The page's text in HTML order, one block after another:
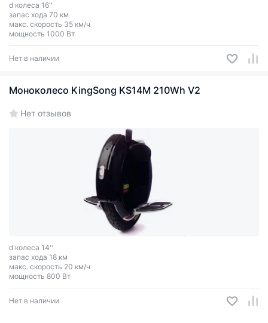
d колеса 16''
запас хода 70 км
макс. скорость 35 км/ч
мощность 1000 Вт
Нет в наличии
Моноколесо KingSong KS14M 210Wh V2
Нет отзывов
d колеса 14''
запас хода 18 км
макс. скорость 20 км/ч
мощность 800 Вт
Нет в наличии